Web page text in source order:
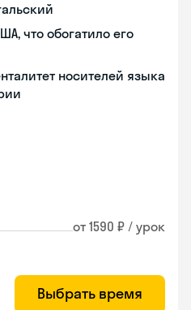
что обогатило его
носителей языка
от 1590 ₽ / урок
Выбрать время